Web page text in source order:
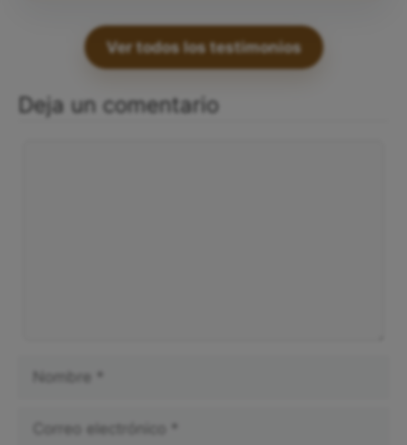
Ver todos los testimonios
Deja un comentario